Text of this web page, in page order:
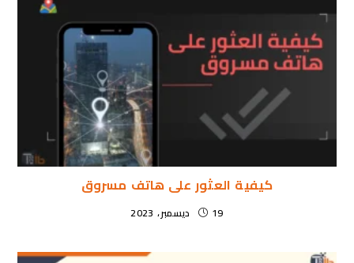
كيفية العثور على هاتف مسروق
19 ديسمبر، 2023